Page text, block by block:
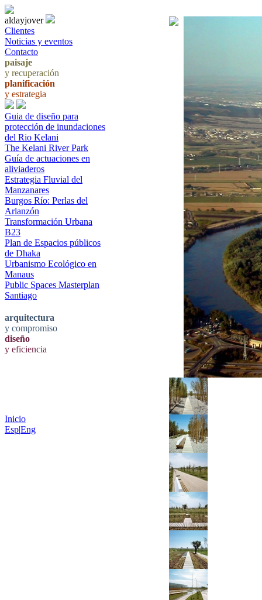
aldayjover
Clientes
Noticias y eventos
Contacto
paisaje
y recuperación
planificación
y estrategia
Guia de diseño para
protección de inundaciones
del Rio Kelani
The Kelani River Park
Guía de actuaciones en
aliviaderos
Estrategia Fluvial del
Manzanares
Burgos Río: Perlas del
Arlanzón
Transformación Urbana
B23
Plan de Espacios públicos
de Dhaka
Urbanismo Ecológico en
Manaus
Public Spaces Masterplan
Santiago
arquitectura
y compromiso
diseño
y eficiencia
Inicio
Esp|Eng